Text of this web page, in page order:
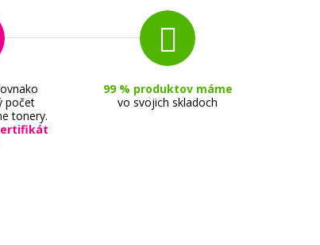
počet
tonery.
99 % produktov máme
vo svojich skladoch